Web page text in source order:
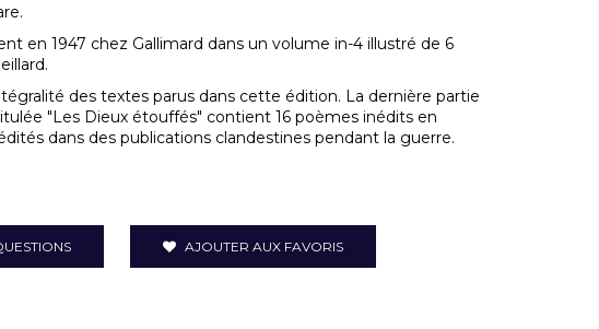
en 1947 chez Gallimard dans un volume in-4 illustré de 6
des textes parus dans cette édition. La dernière partie
"Les Dieux étouffés" contient 16 poèmes inédits en
dans des publications clandestines pendant la guerre.
AJOUTER AUX FAVORIS